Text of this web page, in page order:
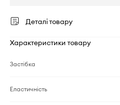
Деталі товару
Характеристики товару
Застібка
Еластичність